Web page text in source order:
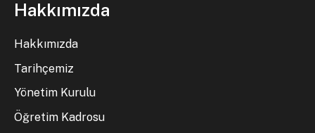
Hakkımızda
Hakkımızda
Tarihçemiz
Yönetim Kurulu
Öğretim Kadrosu